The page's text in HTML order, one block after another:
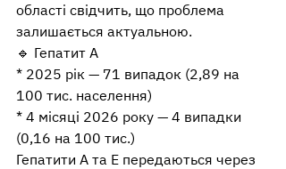
області свідчить, що проблема
залишається актуальною.
🔹 Гепатит A
* 2025 рік — 71 випадок (2,89 на
100 тис. населення)
* 4 місяці 2026 року — 4 випадки
(0,16 на 100 тис.)
Гепатити A та E передаються через